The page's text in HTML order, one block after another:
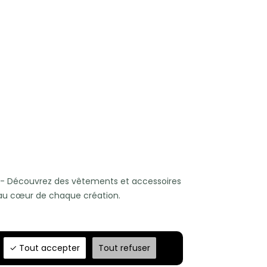
- Découvrez des vêtements et accessoires
cœur de chaque création.
Tout accepter Tout refuser